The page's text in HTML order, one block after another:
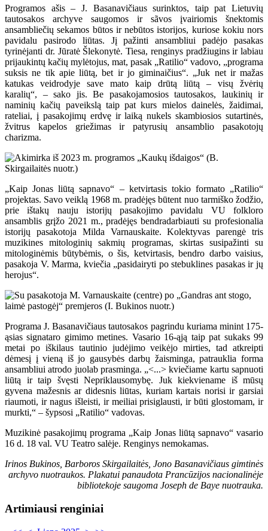
Programos ašis – J. Basanavičiaus surinktos, taip pat Lietuvių
tautosakos archyve saugomos ir sãvos įvairiomis šnektomis
ansambliečių sekamos būtos ir nebūtos istorijos, kuriose kokiu nors
pavidalu pasirodo liūtas. Jį pažinti ansambliui padėjo pasakas
tyrinėjanti dr. Jūratė Šlekonytė. Tiesa, renginys pradžiugins ir labiau
prijaukintų kačių mylėtojus, mat, pasak „Ratilio“ vadovo, „programa
suksis ne tik apie liūtą, bet ir jo giminaičius“. „Juk net ir mažas
katukas veidrodyje save mato kaip drūtą liūtą – visų žvėrių
karalių“, – sako jis. Be pasakojamosios tautosakos, laukinių ir
naminių kačių paveikslą taip pat kurs mielos dainelės, žaidimai,
rateliai, į pasakojimų erdvę ir laiką nukels skambiosios sutartinės,
žvitrus kapelos griežimas ir patyrusių ansamblio pasakotojų
charizma.
„Kaip Jonas liūtą sapnavo“ – ketvirtasis tokio formato „Ratilio“
projektas. Savo veiklą 1968 m. pradėjęs būtent nuo tarmiško žodžio,
prie ištakų nauju istorijų pasakojimo pavidalu VU folkloro
ansamblis grįžo 2021 m., pradėjęs bendradarbiauti su profesionalia
istorijų pasakotoja Milda Varnauskaite. Kolektyvas parengė tris
muzikines mitologinių sakmių programas, skirtas susipažinti su
mitologinėmis būtybėmis, o šis, ketvirtasis, bendro darbo vaisius,
pasakoja V. Marma, kviečia „pasidairyti po stebuklines pasakas ir jų
herojus“.
Programa J. Basanavičiaus tautosakos pagrindu kuriama minint 175-
ąsias signataro gimimo metines. Vasario 16-ąją taip pat sukaks 99
metai po iškilaus tautinio judėjimo veikėjo mirties, tad atkreipti
dėmesį į vieną iš jo gausybės darbų žaisminga, patrauklia forma
ansambliui atrodo juolab prasminga. „<...> kviečiame kartu sapnuoti
liūtą ir taip švęsti Nepriklausomybę. Juk kiekviename iš mūsų
gyvena mažesnis ar didesnis liūtas, kuriam kartais norisi ir garsiai
riaumoti, ir nagus išleisti, ir meiliai prisiglausti, ir būti glostomam, ir
murkti,“ – šypsosi „Ratilio“ vadovas.
Muzikinė pasakojimų programa „Kaip Jonas liūtą sapnavo“ vasario
16 d. 18 val. VU Teatro salėje. Renginys nemokamas.
Irinos Bukinos, Barboros Skirgailaitės, Jono Basanavičiaus gimtinės
archyvo nuotraukos. Plakatui panaudota Prancūzijos nacionalinėje
bibliotekoje saugoma Joseph de Baye nuotrauka.
Artimiausi renginiai